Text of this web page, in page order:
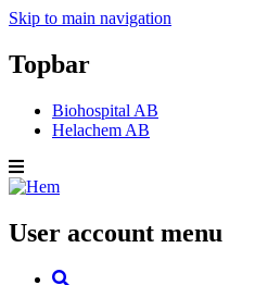
Skip to main navigation
Topbar
Biohospital AB
Helachem AB
User account menu